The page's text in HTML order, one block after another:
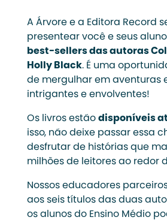
A Árvore e a Editora Record
presentear você e seus
best-sellers das autoras
Holly Black. É uma
de mergulhar em aventuras
intrigantes e envolventes!
Os livros estão disponíveis
isso, não deixe passar essa
desfrutar de histórias que
milhões de leitores ao redor
Nossos educadores
aos seis títulos das duas
os alunos do Ensino Médio